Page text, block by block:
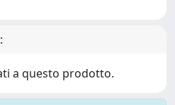
a questo prodotto.